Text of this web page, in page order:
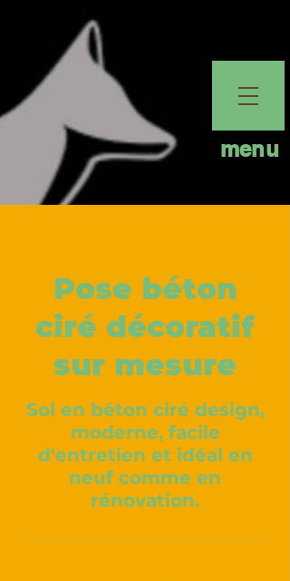
menu
Pose béton
ciré décoratif
sur mesure
Sol en béton ciré design,
moderne, facile
d'entretien et idéal en
neuf comme en
rénovation.